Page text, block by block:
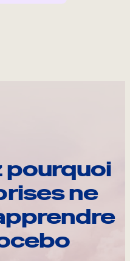
pourquoi
ne